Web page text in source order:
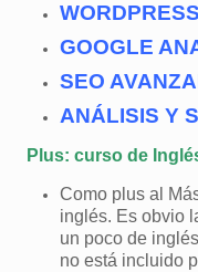
WORDPRESS
GOOGLE
SEO
ANÁLISIS Y
Plus: curso de
Como plus al
inglés. Es obvio
un poco de
no está incluido